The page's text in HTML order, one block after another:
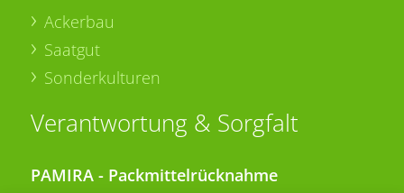
Ackerbau
Saatgut
Sonderkulturen
Verantwortung & Sorgfalt
PAMIRA - Packmittelrücknahme